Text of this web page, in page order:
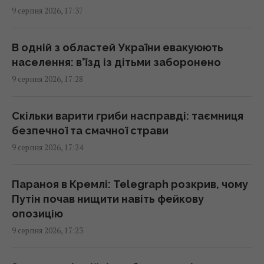
росту жертв серед мирного населення
України, – CNN
16:56 неділя, 09 серпня 2026
Метеозалежність – це не міф: лікарка
розповіла про вплив погоди на здоров’я
людей
Генріх VIII буквально жив у хмарі парфумів:
причина була далеко не королівською
16:42 неділя, 09 серпня 2026
9 серпня 2026, 17:37
В одній з областей України евакуюють
населення: в’їзд із дітьми заборонено
9 серпня 2026, 17:28
Скільки варити гриби насправді: таємниця
безпечної та смачної страви
9 серпня 2026, 17:24
Параноя в Кремлі: Telegraph розкрив, чому
Путін почав нищити навіть фейкову
опозицію
9 серпня 2026, 17:23